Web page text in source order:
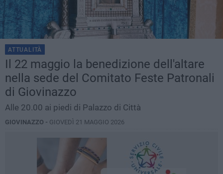
ATTUALITÀ
Il 22 maggio la benedizione dell'altare
nella sede del Comitato Feste Patronali
di Giovinazzo
Alle 20.00 ai piedi di Palazzo di Città
GIOVINAZZO - GIOVEDÌ 21 MAGGIO 2026